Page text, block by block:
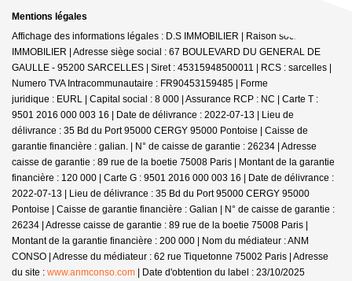
Mentions légales
Affichage des informations légales : D.S IMMOBILIER | Raison sociale : DS
IMMOBILIER | Adresse siège social : 67 BOULEVARD DU GENERAL DE
GAULLE - 95200 SARCELLES | Siret : 45315948500011 | RCS : sarcelles |
Numero TVA Intracommunautaire : FR90453159485 | Forme
juridique : EURL | Capital social : 8 000 | Assurance RCP : NC | Carte T :
9501 2016 000 003 16 | Date de délivrance : 2022-07-13 | Lieu de
délivrance : 35 Bd du Port 95000 CERGY 95000 Pontoise | Caisse de
garantie financière : galian. | N° de caisse de garantie : 26234 | Adresse
caisse de garantie : 89 rue de la boetie 75008 Paris | Montant de la garantie
financière : 120 000 | Carte G : 9501 2016 000 003 16 | Date de délivrance :
2022-07-13 | Lieu de délivrance : 35 Bd du Port 95000 CERGY 95000
Pontoise | Caisse de garantie financière : Galian | N° de caisse de garantie :
26234 | Adresse caisse de garantie : 89 rue de la boetie 75008 Paris |
Montant de la garantie financière : 200 000 | Nom du médiateur : ANM
CONSO | Adresse du médiateur : 62 rue Tiquetonne 75002 Paris | Adresse
du site : www.anmconso.com | Date d'obtention du label : 23/10/2025